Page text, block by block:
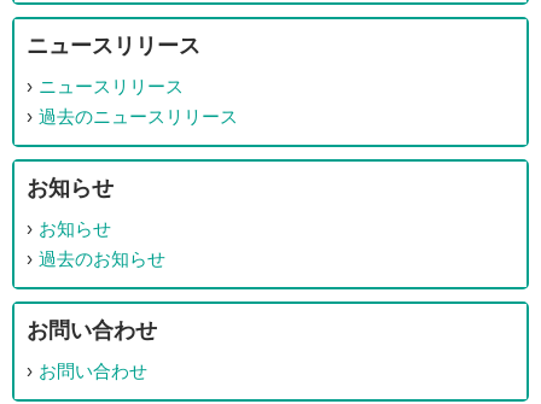
ニュースリリース
ニュースリリース
過去のニュースリリース
お知らせ
お知らせ
過去のお知らせ
お問い合わせ
お問い合わせ